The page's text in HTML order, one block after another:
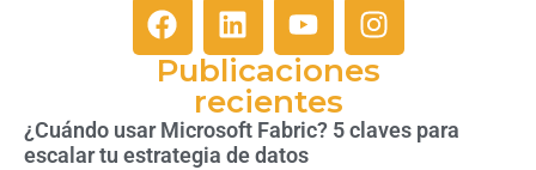
Publicaciones
recientes
¿Cuándo usar Microsoft Fabric? 5 claves para
escalar tu estrategia de datos